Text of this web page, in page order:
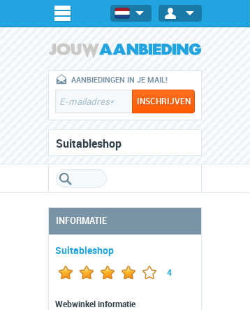
AANBIEDINGEN IN JE MAIL!
Suitableshop
INFORMATIE
Suitableshop
4
Webwinkel informatie